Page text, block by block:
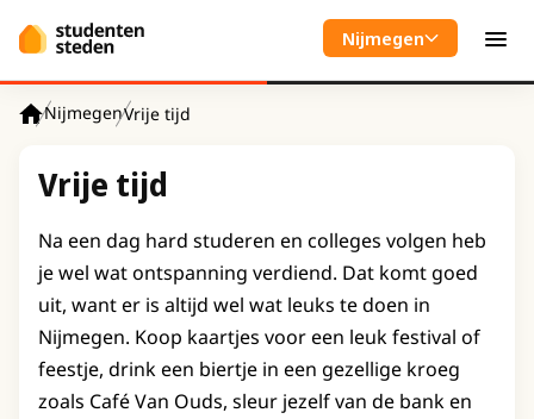
Nijmegen
NijmegenVrije tijd
Vrije tijd
Na een dag hard studeren en colleges volgen heb
je wel wat ontspanning verdiend. Dat komt goed
uit, want er is altijd wel wat leuks te doen in
Nijmegen. Koop kaartjes voor een leuk festival of
feestje, drink een biertje in een gezellige kroeg
zoals Café Van Ouds, sleur jezelf van de bank en